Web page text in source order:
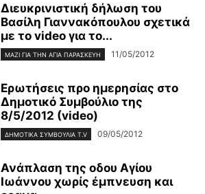
Διευκρινιστική δήλωση του
Βασίλη Γιαννακόπουλου σχετικά
με το video για το...
ΜΑΖΊ ΓΙΑ ΤΗΝ ΑΓΊΑ ΠΑΡΑΣΚΕΥΉ 11/05/2012
Ερωτήσεις προ ημερησίας στο
Δημοτικό Συμβούλιο της
8/5/2012 (video)
ΔΗΜΟΤΙΚΑ ΣΥΜΒΟΥΛΙΑ T.V 09/05/2012
Ανάπλαση της οδου Αγίου
Ιωάννου χωρίς έμπνευση και